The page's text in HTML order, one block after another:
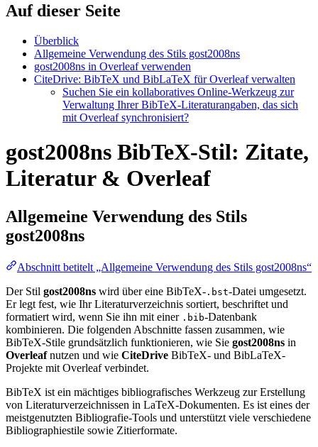
Auf dieser Seite
Überblick
Allgemeine Verwendung des Stils gost2008ns
gost2008ns in Overleaf verwenden
CiteDrive: BibTeX und BibLaTeX für Overleaf verwalten
Suchen Sie ein kollaboratives Online-Werkzeug zur
Verwaltung Ihrer BibTeX-Literaturangaben, das sich
mit Overleaf synchronisiert?
gost2008ns BibTeX-Stil: Zitate,
Literatur & Overleaf
Allgemeine Verwendung des Stils
gost2008ns
Abschnitt betitelt „Allgemeine Verwendung des Stils gost2008ns“
Der Stil gost2008ns wird über eine BibTeX- .bst-Datei umgesetzt.
Er legt fest, wie Ihr Literaturverzeichnis sortiert, beschriftet und
formatiert wird, wenn Sie ihn mit einer .bib-Datenbank
kombinieren. Die folgenden Abschnitte fassen zusammen, wie
BibTeX-Stile grundsätzlich funktionieren, wie Sie gost2008ns in
Overleafnutzen und wie CiteDrive BibTeX- und BibLaTeX-
Projekte mit Overleaf verbindet.
BibTeX ist ein mächtiges bibliografisches Werkzeug zur Erstellung
von Literaturverzeichnissen in LaTeX-Dokumenten. Es ist eines der
meistgenutzten Bibliografie-Tools und unterstützt viele verschiedene
Bibliographiestile sowie Zitierformate.